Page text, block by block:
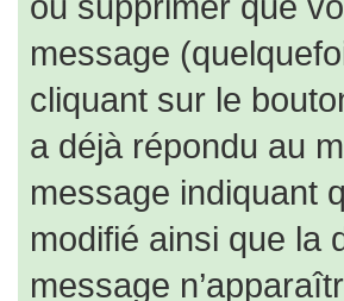
message
cliquant sur le
a déjà répondu au
message indiquant
modifié ainsi que la
message